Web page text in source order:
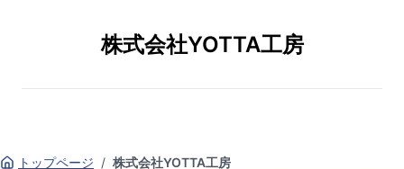
株式会社YOTTA工房
トップページ / 株式会社YOTTA工房